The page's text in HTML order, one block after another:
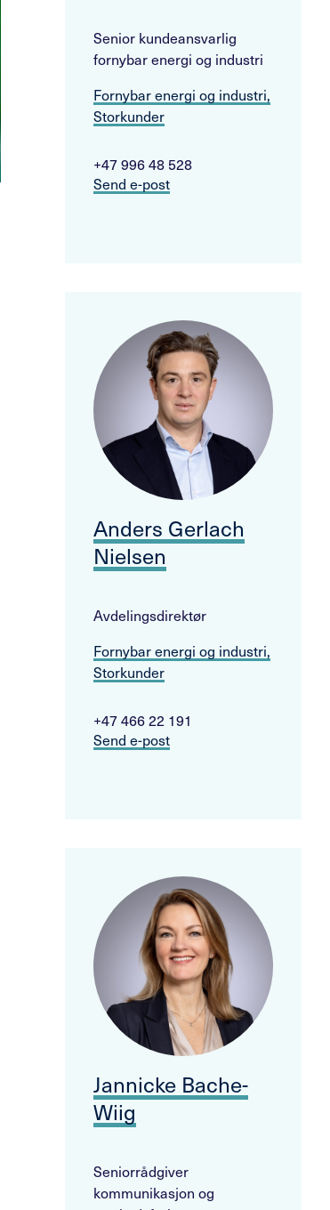
Senior kundeansvarlig
fornybar energi og industri
Fornybar energi og industri,
Storkunder
+47 996 48 528
Send e-post
Anders Gerlach
Nielsen
Avdelingsdirektør
Fornybar energi og industri,
Storkunder
+47 466 22 191
Send e-post
Jannicke Bache-
Wiig
Seniorrådgiver
kommunikasjon og